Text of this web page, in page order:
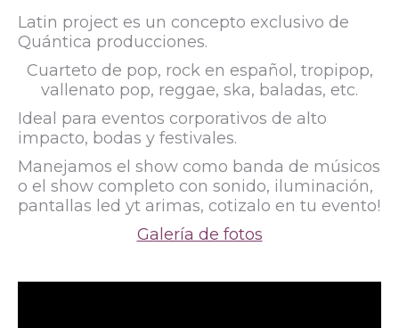
Latin project es un concepto exclusivo de
Quántica producciones.
Cuarteto de pop, rock en español, tropipop,
vallenato pop, reggae, ska, baladas, etc.
Ideal para eventos corporativos de alto
impacto, bodas y festivales.
Manejamos el show como banda de músicos
o el show completo con sonido, iluminación,
pantallas led yt arimas, cotizalo en tu evento!
Galería de fotos